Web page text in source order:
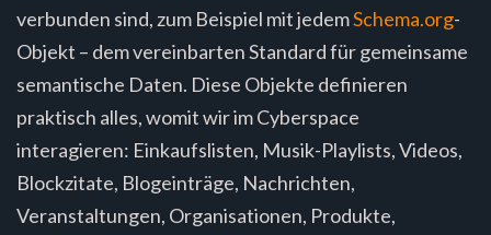
verbunden sind, zum Beispiel mit jedemSchema.org-
Objekt – dem vereinbarten Standard für gemeinsame
semantische Daten. Diese Objekte definieren
praktisch alles, womit wir im Cyberspace
interagieren: Einkaufslisten, Musik-Playlists, Videos,
Blockzitate, Blogeinträge, Nachrichten,
Veranstaltungen, Organisationen, Produkte,